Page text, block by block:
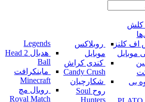
کلش
اف کلنز
موبایل
بی
روبلاکس
موبایل
کندی کراش
Candy Crush
شکارچیان
روح Soul
Hunters
Legends
هدبال 2 Head
Ball
ماینکرافت
Minecraft
رویال مچ
Royal Match